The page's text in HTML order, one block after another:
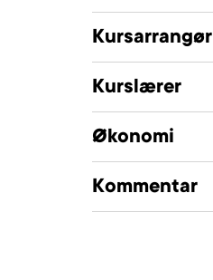
Kursarrangør
Kurslærer
Økonomi
Kommentar